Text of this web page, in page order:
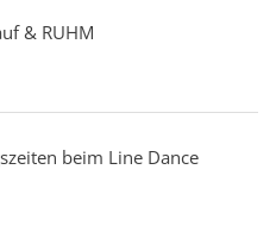
& RUHM
beim Line Dance